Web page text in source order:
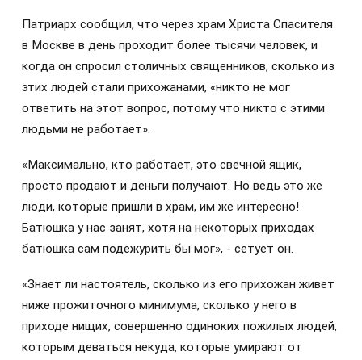
Патриарх сообщил, что через храм Христа Спасителя
в Москве в день проходит более тысячи человек, и
когда он спросил столичных священников, сколько из
этих людей стали прихожанами, «никто не мог
ответить на этот вопрос, потому что никто с этими
людьми не работает».
«Максимально, кто работает, это свечной ящик,
просто продают и деньги получают. Но ведь это же
люди, которые пришли в храм, им же интересно!
Батюшка у нас занят, хотя на некоторых приходах
батюшка сам подежурить бы мог», - сетует он.
«Знает ли настоятель, сколько из его прихожан живет
ниже прожиточного минимума, сколько у него в
приходе нищих, совершенно одиноких пожилых людей,
которым деваться некуда, которые умирают от